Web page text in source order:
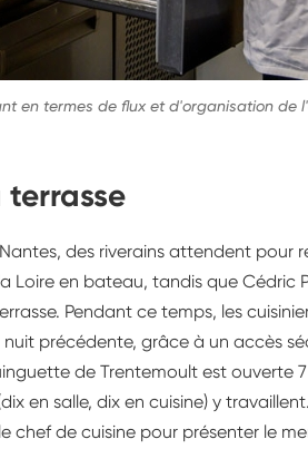
en termes de flux et d'organisation de
terrasse
des riverains attendent pour
Loire en bateau, tandis que Cédric
Pendant ce temps, les
précédente, grâce à un accès
de Trentemoult est ouverte
en salle, dix en cuisine) y
de cuisine pour présenter le